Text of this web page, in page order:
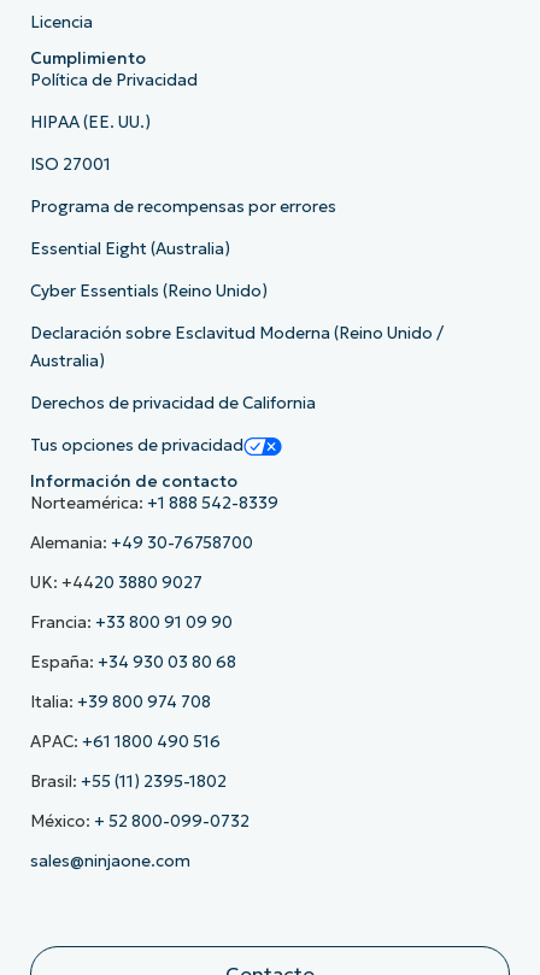
Licencia
Cumplimiento
Política de Privacidad
HIPAA (EE. UU.)
ISO 27001
Programa de recompensas por errores
Essential Eight (Australia)
Cyber Essentials (Reino Unido)
Declaración sobre Esclavitud Moderna (Reino Unido /
Australia)
Derechos de privacidad de California
Tus opciones de privacidad
Información de contacto
Norteamérica: +1 888 542-8339
Alemania: +49 30-76758700
UK: +4420 3880 9027
Francia: +33 800 91 09 90
España: +34 930 03 80 68
Italia: +39 800 974 708
APAC: +61 1800 490 516
Brasil: +55 (11) 2395-1802
México: + 52 800-099-0732
sales@ninjaone.com